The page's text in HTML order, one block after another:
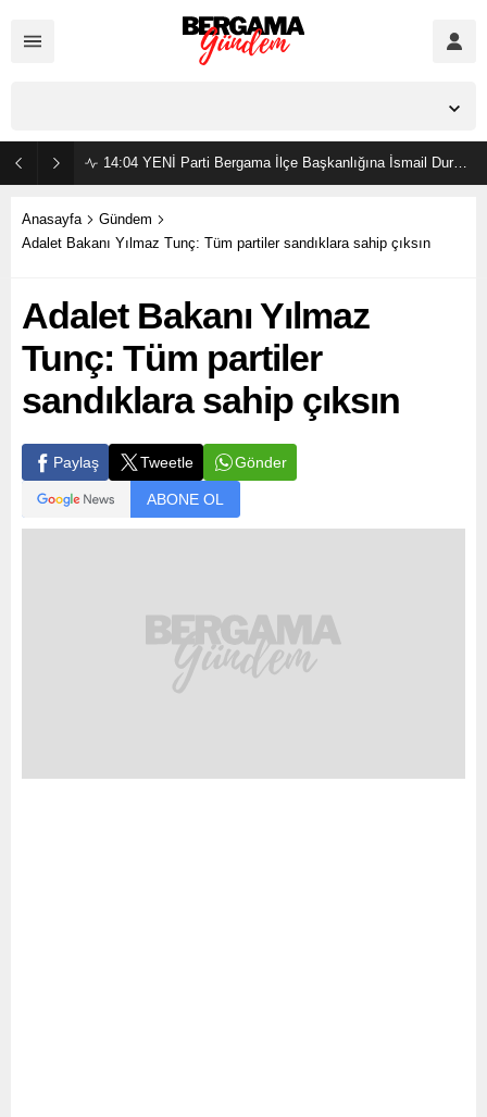
14:04 YENİ Parti Bergama İlçe Başkanlığına İsmail Durmaz görevlendirildi
Anasayfa
Gündem
Adalet Bakanı Yılmaz Tunç: Tüm partiler sandıklara sahip çıksın
Adalet Bakanı Yılmaz
Tunç: Tüm partiler
sandıklara sahip çıksın
Paylaş Tweetle Gönder
ABONE OL